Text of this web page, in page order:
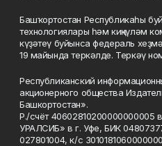
Башҡортостан Республикаһы
технологиялары һәм киңкүләм
күҙәтеү буйынса федераль
19 майында теркәлде. Теркәү
Республиканский
акционерного общества
Башкортостан».
Р./счёт
УРАЛСИБ» в г. Уфе, БИК
027801004, к/с